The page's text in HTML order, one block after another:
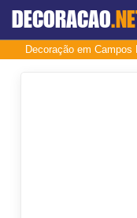
DECORACAO
Decoração em Campos